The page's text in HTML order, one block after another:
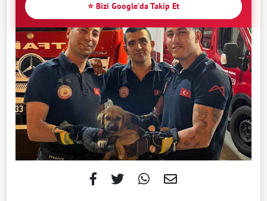
⭐ Bizi Google'da Takip Et